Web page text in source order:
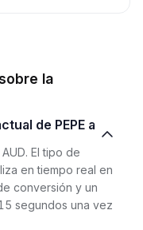
la
El tipo de
en tiempo real en
conversión y un
segundos una vez